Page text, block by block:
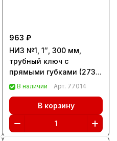
963 ₽
НИЗ №1, 1″, 300 мм,
трубный ключ с
прямыми губками (2731-
1) В наличии Арт. 77014
В корзину